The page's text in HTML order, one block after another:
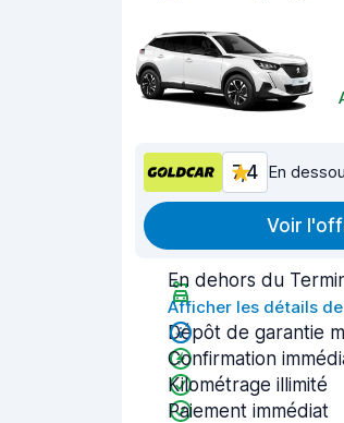
7,4 En
Voir
En dehors du
Afficher les détails
Dépôt de garantie
Confirmation
Kilométrage illimité
Paiement immédiat